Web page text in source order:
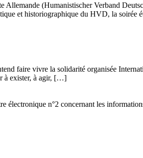
(Humanistischer Verband
et historiographique du HVD, la soirée
faire vivre la solidarité organisée
à exister, à agir, […]
électronique n°2 concernant les